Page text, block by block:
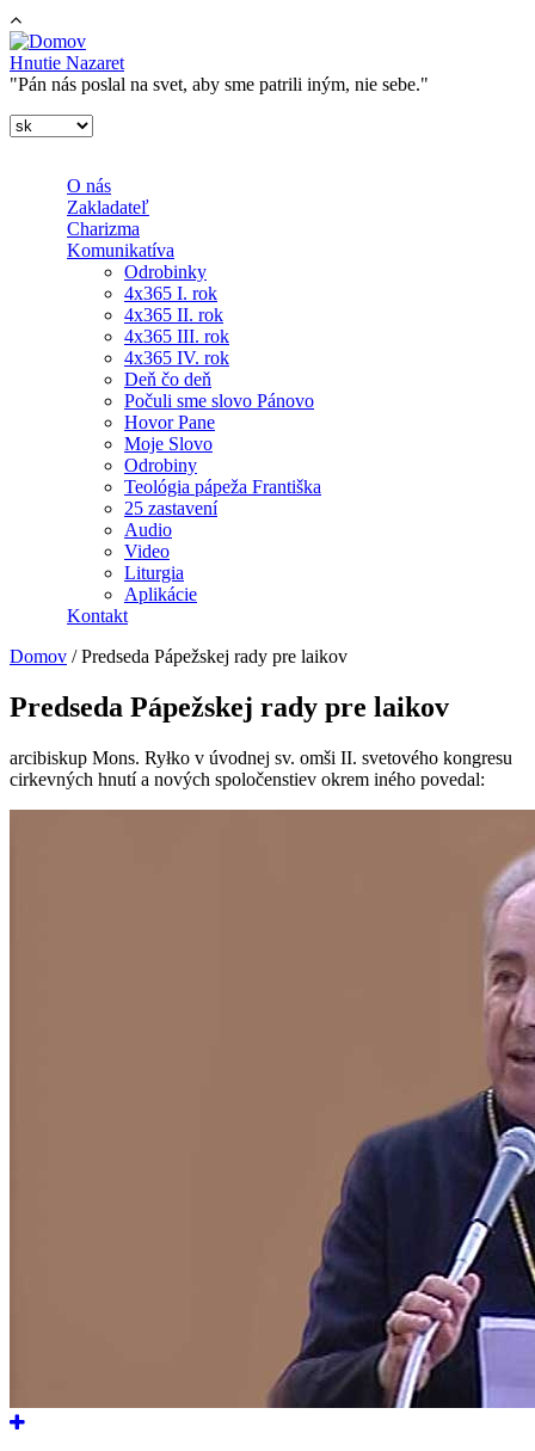
Skočiť na hlavný obsah
Hnutie Nazaret
"Pán nás poslal na svet, aby sme patrili iným, nie sebe."
O nás
Zakladateľ
Charizma
Komunikatíva
Odrobinky
4x365 I. rok
4x365 II. rok
4x365 III. rok
4x365 IV. rok
Deň čo deň
Počuli sme slovo Pánovo
Hovor Pane
Moje Slovo
Odrobiny
Teológia pápeža Františka
25 zastavení
Audio
Video
Liturgia
Aplikácie
Kontakt
Domov /Predseda Pápežskej rady pre laikov
Predseda Pápežskej rady pre laikov
arcibiskup Mons. Ryłko v úvodnej sv. omši II. svetového kongresu
cirkevných hnutí a nových spoločenstiev okrem iného povedal: